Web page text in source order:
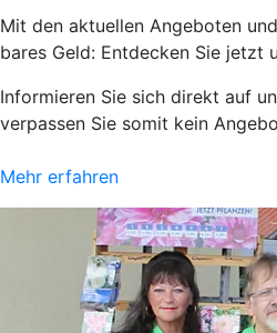
Mit den aktuellen Angeboten
bares Geld: Entdecken Sie jetzt
Informieren Sie sich direkt auf
verpassen Sie somit kein
Mehr erfahren